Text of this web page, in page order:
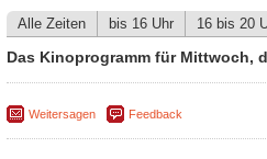
Alle Zeiten bis 16 Uhr 16 bis 20
Das Kinoprogramm für Mittwoch,
Weitersagen Feedback